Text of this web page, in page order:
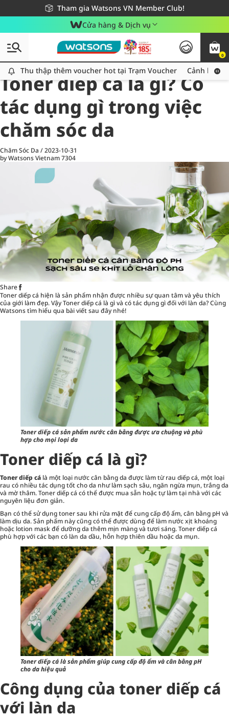
Tham gia Watsons VN Member Club!
Miễn phí giao hàng cho đơn hàng từ 249,000Đ
Giao hàng nhanh 24h - Áp dụng khu vực TP. Hồ Chí Minh
Cửa hàng & Dịch vụ
0
Thu thập thêm voucher hot tại Trạm Voucher
Thu thập thêm voucher hot tại Trạm Voucher Cảnh báo
All
Chăm Sóc Cá Nhân
Toner diếp cá là gì? Có
tác dụng gì trong việc
chăm sóc da
Chăm Sóc Da /2023-10-31
by Watsons Vietnam7304
Share
Toner diếp cá hiện là sản phẩm nhận được nhiều sự quan tâm và yêu thích
của giới làm đẹp. Vậy Toner diếp cá là gì và có tác dụng gì đối với làn da? Cùng
Watsonstìm hiểu qua bài viết sau đây nhé!
Toner diếp cá sản phẩm nước cân bằng được ưa chuộng và phù
hợp cho mọi loại da
Toner diếp cá là gì?
Toner diếp cá là một loại nước cân bằng da được làm từ rau diếp cá, một loại
rau có nhiều tác dụng tốt cho da như làm sạch sâu, ngăn ngừa mụn, trắng da
và mờ thâm. Toner diếp cá có thể được mua sẵn hoặc tự làm tại nhà với các
nguyên liệu đơn giản.
Bạn có thể sử dụng toner sau khi rửa mặt để cung cấp độ ẩm, cân bằng pH và
làm dịu da. Sản phẩm này cũng có thể được dùng để làm nước xịt khoáng
hoặc lotion mask để dưỡng da thêm mịn màng và tươi sáng. Toner diếp cá
phù hợp với các bạn có làn da dầu, hỗn hợp thiên dầu hoặc da mụn.
Toner diếp cá là sản phẩm giúp cung cấp độ ẩm và cân bằng pH
cho da hiệu quả
Công dụng của toner diếp cá
với làn da